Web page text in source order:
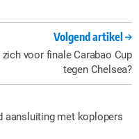
Volgend artikel
voor finale Carabao Cup
tegen Chelsea?
aansluiting met koplopers